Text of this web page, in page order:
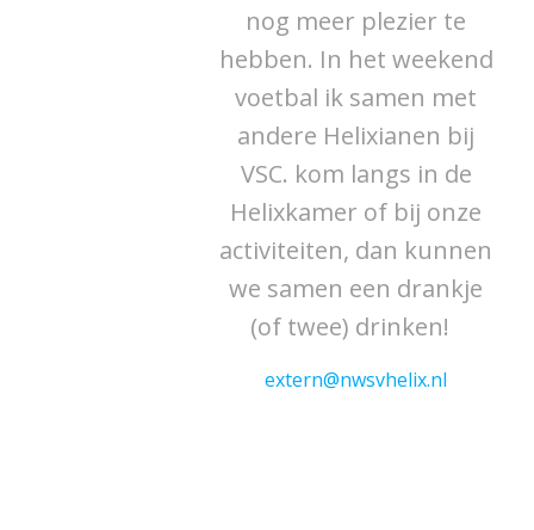
nog meer plezier te
hebben. In het weekend
voetbal ik samen met
andere Helixianen bij
VSC. kom langs in de
Helixkamer of bij onze
activiteiten, dan kunnen
we samen een drankje
(of twee) drinken!
extern@nwsvhelix.nl